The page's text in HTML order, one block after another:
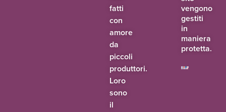
fatti
con
amore
da
piccoli
produttori.
Loro
sono
il
vengono
gestiti
in
maniera
protetta.